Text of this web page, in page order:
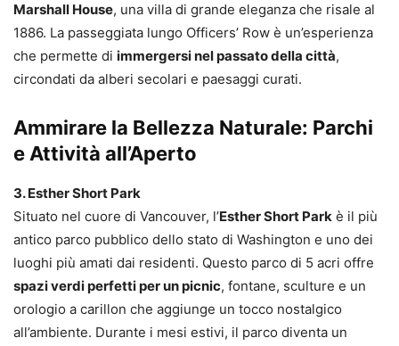
Marshall House, una villa di grande eleganza che risale al
1886. La passeggiata lungo Officers’ Row è un’esperienza
che permette di immergersi nel passato della città,
circondati da alberi secolari e paesaggi curati.
Ammirare la Bellezza Naturale: Parchi
e Attività all’Aperto
3. Esther Short Park
Situato nel cuore di Vancouver, l’Esther Short Park è il più
antico parco pubblico dello stato di Washington e uno dei
luoghi più amati dai residenti. Questo parco di 5 acri offre
spazi verdi perfetti per un picnic, fontane, sculture e un
orologio a carillon che aggiunge un tocco nostalgico
all’ambiente. Durante i mesi estivi, il parco diventa un